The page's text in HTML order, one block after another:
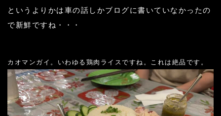
というよりかは車の話しかブログに書いていなかったの
で新鮮ですね・・・
カオマンガイ。いわゆる鶏肉ライスですね。これは絶品です。